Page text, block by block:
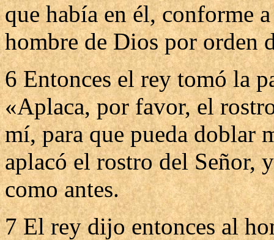
que había en él, conforme
hombre de Dios por orden
6 Entonces el rey tomó la
«Aplaca, por favor, el
mí, para que pueda doblar
aplacó el rostro del Señor,
como antes.
7 El rey dijo entonces al